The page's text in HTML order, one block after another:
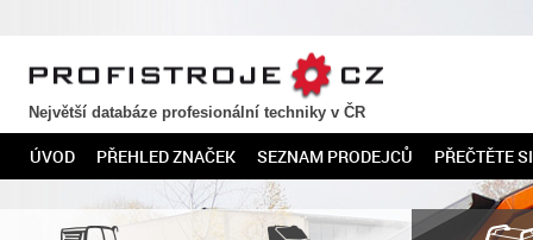
PROFISTROJE.CZ
Největší databáze profesionální techniky v ČR
ÚVOD PŘEHLED ZNAČEK SEZNAM PRODEJCŮ PŘEČTĚTE SI